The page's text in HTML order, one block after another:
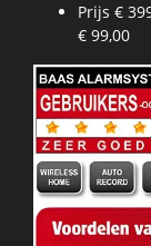
Prijs €
€ 99,00